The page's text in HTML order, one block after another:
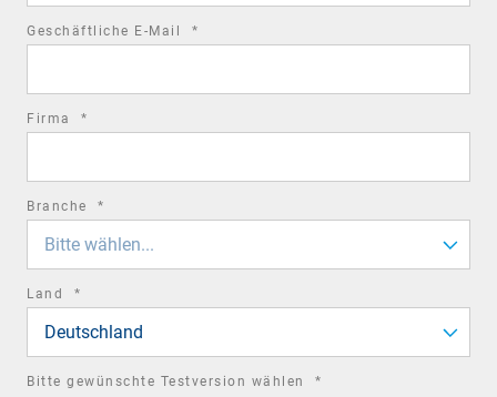
Geschäftliche E-Mail *
Firma *
Branche *
Bitte wählen...
Land *
Deutschland
Bitte gewünschte Testversion wählen *